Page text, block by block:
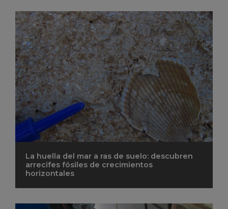
La huella del mar a ras de suelo: descubren
arrecifes fósiles de crecimientos
horizontales